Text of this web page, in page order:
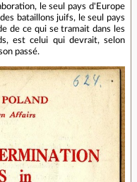
le seul pays d'Europe
bataillons juifs, le seul pays
de ce qui se tramait dans les
est celui qui devrait, selon
passé.